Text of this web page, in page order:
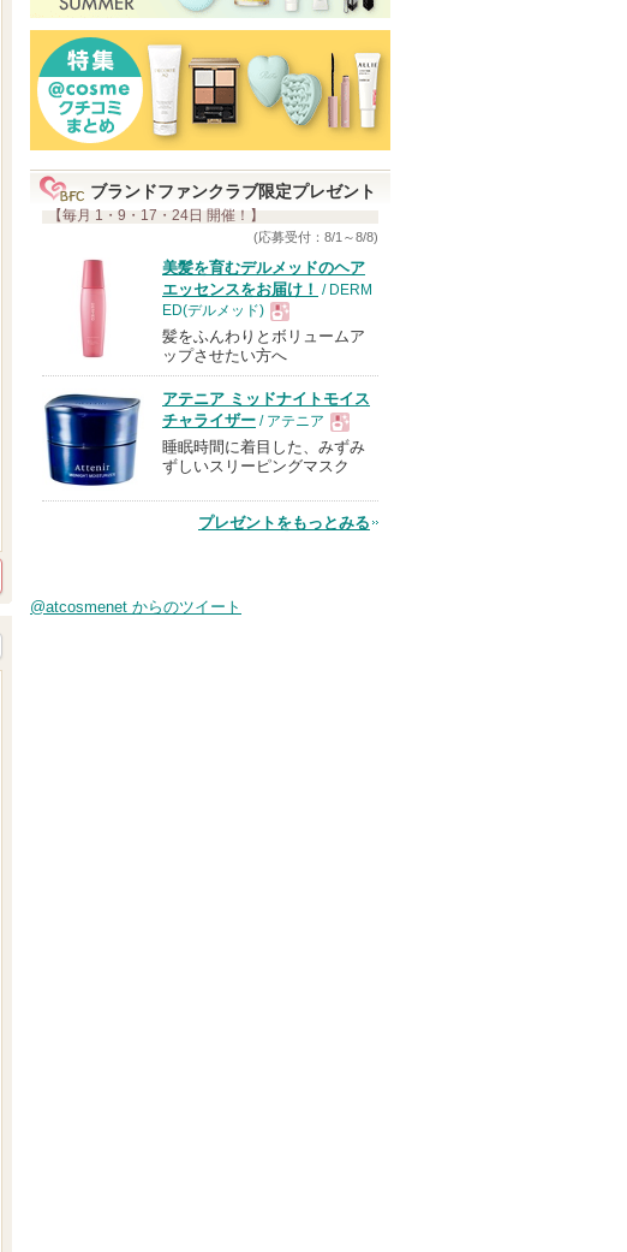
ブランドファンクラブ限定プレゼント
【毎月 1・9・17・24日 開催！】
(応募受付：8/1～8/8)
美髪を育むデルメッドのヘア
エッセンスをお届け！ / DERM
ED(デルメッド)
現
品
髪をふんわりとボリュームア
ップさせたい方へ
アテニア ミッドナイトモイス
チャライザー / アテニア
現
品
睡眠時間に着目した、みずみ
ずしいスリーピングマスク
プレゼントをもっとみる
@atcosmenet からのツイート